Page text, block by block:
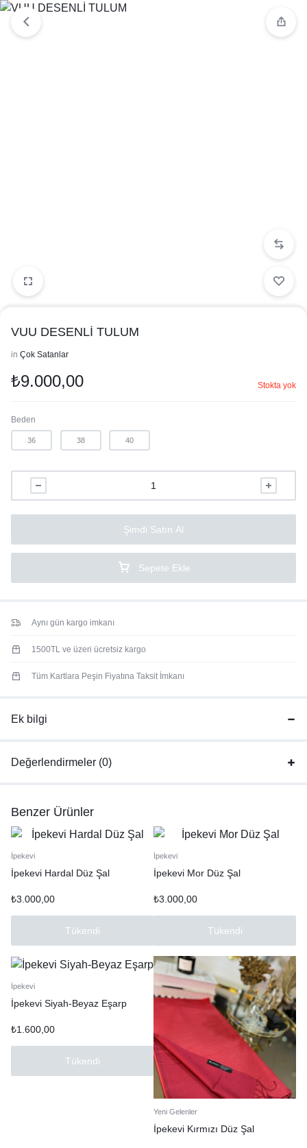
VUU DESENLİ TULUM
in Çok Satanlar
₺9.000,00 Stokta yok
Beden
36 38 40
Sepete Ekle
Şimdi Satın Al
Aynı gün kargo imkanı
1500TL ve üzeri ücretsiz kargo
Tüm Kartlara Peşin Fiyatına Taksit İmkanı
Ek bilgi
Değerlendirmeler (0)
Benzer Ürünler
İpekevi
İpekevi Hardal Düz Şal
₺3.000,00
Tükendi
İpekevi
İpekevi Mor Düz Şal
₺3.000,00
Tükendi
İpekevi
İpekevi Siyah-Beyaz Eşarp
₺1.600,00
Tükendi
Yeni Gelenler
İpekevi Kırmızı Düz Şal